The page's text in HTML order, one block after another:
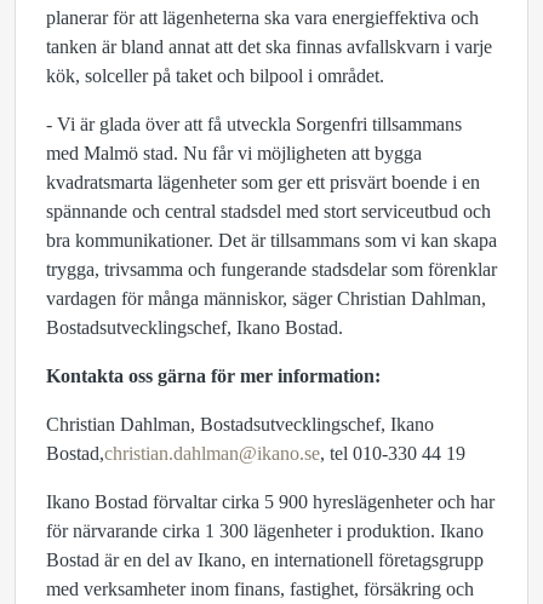
planerar för att lägenheterna ska vara energieffektiva och
tanken är bland annat att det ska finnas avfallskvarn i varje
kök, solceller på taket och bilpool i området.
- Vi är glada över att få utveckla Sorgenfri tillsammans
med Malmö stad. Nu får vi möjligheten att bygga
kvadratsmarta lägenheter som ger ett prisvärt boende i en
spännande och central stadsdel med stort serviceutbud och
bra kommunikationer. Det är tillsammans som vi kan skapa
trygga, trivsamma och fungerande stadsdelar som förenklar
vardagen för många människor, säger Christian Dahlman,
Bostadsutvecklingschef, Ikano Bostad.
Kontakta oss gärna för mer information:
Christian Dahlman, Bostadsutvecklingschef, Ikano
Bostad,christian.dahlman@ikano.se, tel 010-330 44 19
Ikano Bostad förvaltar cirka 5 900 hyreslägenheter och har
för närvarande cirka 1 300 lägenheter i produktion. Ikano
Bostad är en del av Ikano, en internationell företagsgrupp
med verksamheter inom finans, fastighet, försäkring och